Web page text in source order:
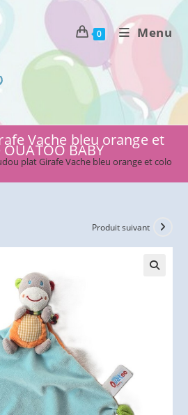
0 Menu
Vache bleu orange et
BABY
plat Girafe Vache bleu orange et coloré
Produit suivant